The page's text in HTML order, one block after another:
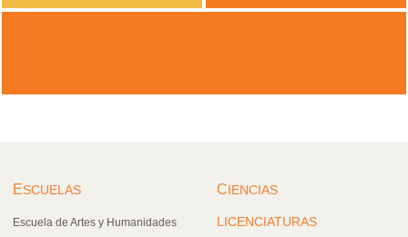
ESCUELAS
Escuela de Artes y Humanidades
CIENCIAS
LICENCIATURAS